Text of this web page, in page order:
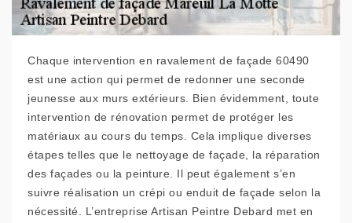
Chaque intervention en ravalement de façade 60490
est une action qui permet de redonner une seconde
jeunesse aux murs extérieurs. Bien évidemment, toute
intervention de rénovation permet de protéger les
matériaux au cours du temps. Cela implique diverses
étapes telles que le nettoyage de façade, la réparation
des façades ou la peinture. Il peut également s’en
suivre réalisation un crépi ou enduit de façade selon la
nécessité. L’entreprise Artisan Peintre Debard met en